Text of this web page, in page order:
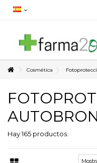
Cosmética
Hay 165 productos.